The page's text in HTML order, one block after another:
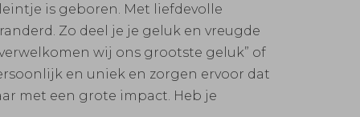
is geboren. Met liefdevolle
Zo deel je je geluk en vreugde
wij ons grootste geluk” of
en uniek en zorgen ervoor dat
met een grote impact. Heb je